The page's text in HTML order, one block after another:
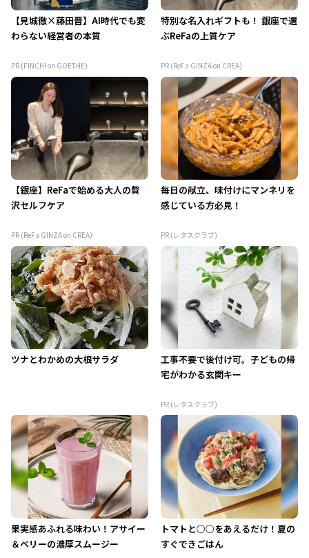
【見城徹×藤田晋】AI時代でも変
わらない経営者の本質
PR (FINCHI on GOETHE)
特別な名入れギフトも！ 銀座で選
ぶReFaの上質ケア
PR (ReFa GINZA on CREA)
【銀座】ReFaで始める大人の贅
沢セルフケア
PR (ReFa GINZA on CREA)
毎日の献立、味付けにマンネリを
感じている方必見！
PR (レタスクラブ)
ツナとわかめの大根サラダ
工事不要で後付け可。子どもの帰
宅がわかる玄関キー
PR (レタスクラブ)
果実感あふれる味わい！アサイー
＆ベリーの濃厚スムージー
トマトと○○をあえるだけ！夏の
すぐできごはん